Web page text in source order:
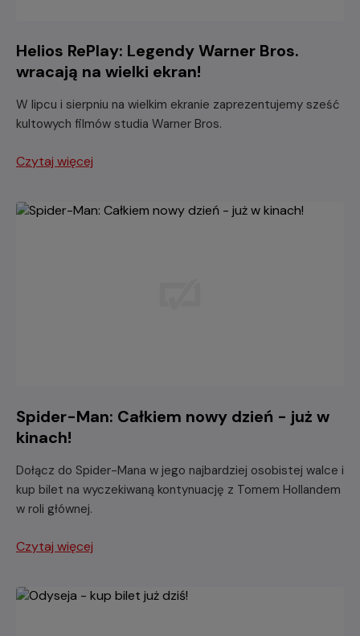
Helios RePlay: Legendy Warner Bros.
wracają na wielki ekran!
W lipcu i sierpniu na wielkim ekranie zaprezentujemy sześć
kultowych filmów studia Warner Bros.
Czytaj więcej
Spider-Man: Całkiem nowy dzień - już w
kinach!
Dołącz do Spider-Mana w jego najbardziej osobistej walce i
kup bilet na wyczekiwaną kontynuację z Tomem Hollandem
w roli głównej.
Czytaj więcej